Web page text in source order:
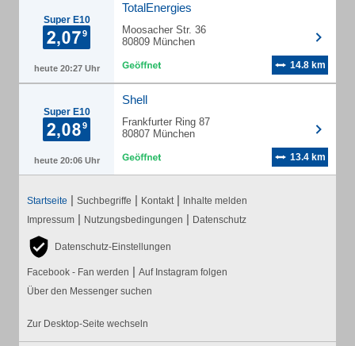
Super E10
heute 20:27 Uhr
TotalEnergies
Moosacher Str. 36
80809 München
14.8 km
Super E10
heute 20:06 Uhr
Shell
Frankfurter Ring 87
80807 München
13.4 km
Startseite | Suchbegriffe | Kontakt | Inhalte melden
Impressum | Nutzungsbedingungen | Datenschutz
Datenschutz-Einstellungen
Facebook - Fan werden | Auf Instagram folgen
Über den Messenger suchen
Zur Desktop-Seite wechseln